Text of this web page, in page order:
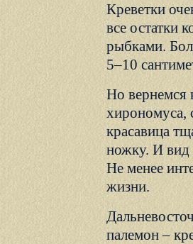
Креветки
все остатки
рыбками.
5–10
Но вернемся
хирономуса,
красавица
ножку. И вид
Не менее
жизни.
палемон –